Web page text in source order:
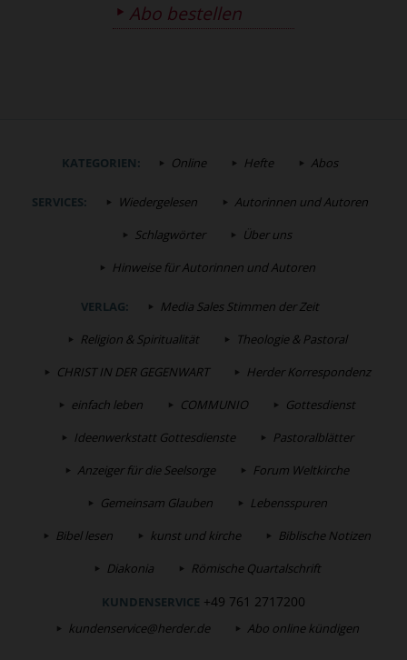
Abo bestellen
KATEGORIEN: Online Hefte Abos
SERVICES: Wiedergelesen
Autorinnen und Autoren
Schlagwörter
Über uns
Hinweise für Autorinnen und Autoren
VERLAG:
Media Sales Stimmen der Zeit
Religion & Spiritualität
Theologie & Pastoral
CHRIST IN DER GEGENWART
Herder Korrespondenz
einfach leben
COMMUNIO
Gottesdienst
Ideenwerkstatt Gottesdienste
Pastoralblätter
Anzeiger für die Seelsorge
Forum Weltkirche
Gemeinsam Glauben
Lebensspuren
Bibel lesen
kunst und kirche
Biblische Notizen
Diakonia
Römische Quartalschrift
KUNDENSERVICE +49 761 2717200
kundenservice@herder.de Abo online kündigen